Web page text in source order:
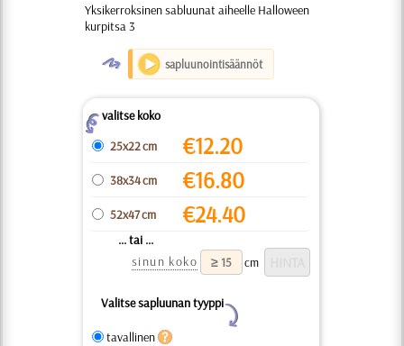
Yksikerroksinen sabluunat aiheelle Halloween
kurpitsa 3
O sapluunointisäännöt
Zvalitse koko
25x22 cm
€12.20
38x34 cm €16.80
52x47 cm €24.40
... tai ...
sinun koko
cm
Valitse sapluunan tyyppi
Y
tavallinen